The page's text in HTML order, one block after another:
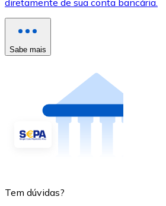
Sabe mais
Tem dúvidas?